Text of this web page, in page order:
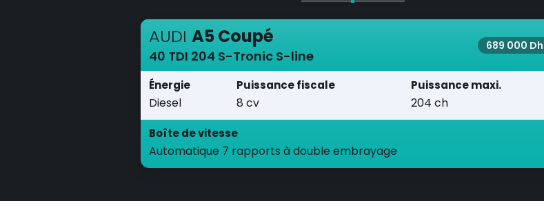
AUDI A5 Coupé
40 TDI 204 S-Tronic S-line
689 000
Énergie
Diesel
Puissance fiscale
8 cv
Puissance maxi.
204 ch
Boîte de vitesse
Automatique 7 rapports à double embrayage